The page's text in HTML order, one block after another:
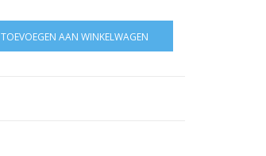
TOEVOEGEN AAN WINKELWAGEN